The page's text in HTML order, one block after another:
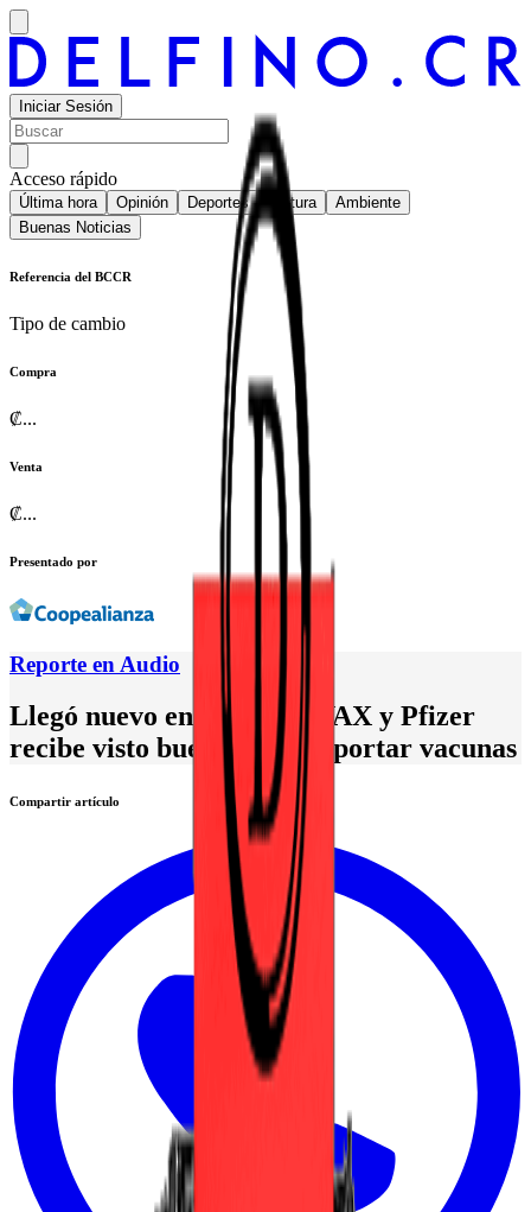
Iniciar Sesión
Acceso rápido
Última hora Opinión Deportes Cultura
Ambiente
Buenas Noticias
Referencia del BCCR
Tipo de cambio
Compra
₡...
Venta
₡...
Presentado por
Reporte en Audio
Llegó nuevo envío de COVAX y Pfizer
recibe visto bueno para importar vacunas
Compartir artículo